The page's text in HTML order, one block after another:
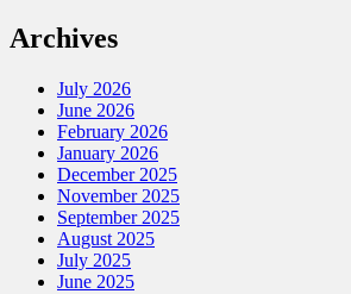
Archives
July 2026
June 2026
February 2026
January 2026
December 2025
November 2025
September 2025
August 2025
July 2025
June 2025